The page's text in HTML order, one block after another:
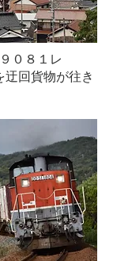
０８１レ
回貨物が往き